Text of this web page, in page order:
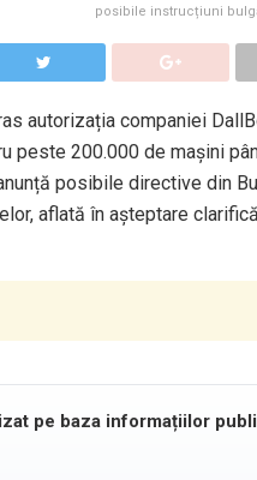
posibile instrucțiuni
autorizația companiei
peste 200.000 de mașini
posibile directive din
aflată în așteptare
pe baza informațiilor